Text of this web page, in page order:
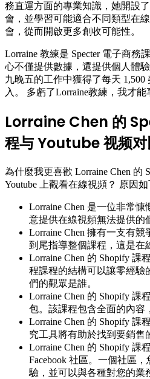
務直運方面的專業知識，她開設
會，並學習可能適合不同類型在
會，從而開啟更多創收可能性。
Lorraine 教練是 Specter 電子商務
心不僅提供數據，還提供個人體
九晚五的工作中獲得了每天 1,500
入。 多虧了Lorraine教練，我才能
Lorraine Chen 的
程与 Youtube 视频对
為什麼我更喜歡 Lorraine Chen 的
Youtube 上觀看在線視頻？ 原因如
Lorraine Chen 是一位非常
意提供在線視頻無法提供的
Lorraine Chen 擁有一支有
到尾指導整個課程，這是在
Lorraine Chen 的 Shopify 課程
程課程的結構可以讓零經驗
們的觀眾是誰。
Lorraine Chen 的 Shopify 課程
包。該課程包含全面的內容
Lorraine Chen 的 Shopify 課程
究工具將有助於找到要銷售
Lorraine Chen 的 Shopify 課程
Facebook 社區。一個社區
驗，並可以與各種對您的業